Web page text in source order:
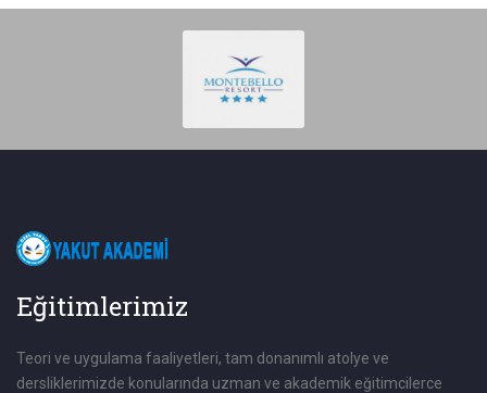
Eğitimlerimiz
Teori ve uygulama faaliyetleri, tam donanımlı atolye ve
dersliklerimizde konularında uzman ve akademik eğitimcilerce